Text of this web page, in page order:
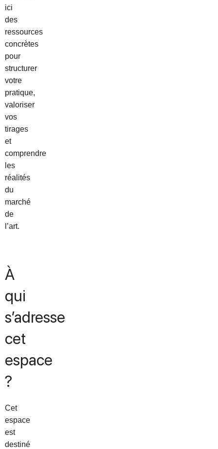
ici
des
ressources
concrètes
pour
structurer
votre
pratique,
valoriser
vos
tirages
et
comprendre
les
réalités
du
marché
de
l’art.
À
qui
s’adresse
cet
espace
?
Cet
espace
est
destiné